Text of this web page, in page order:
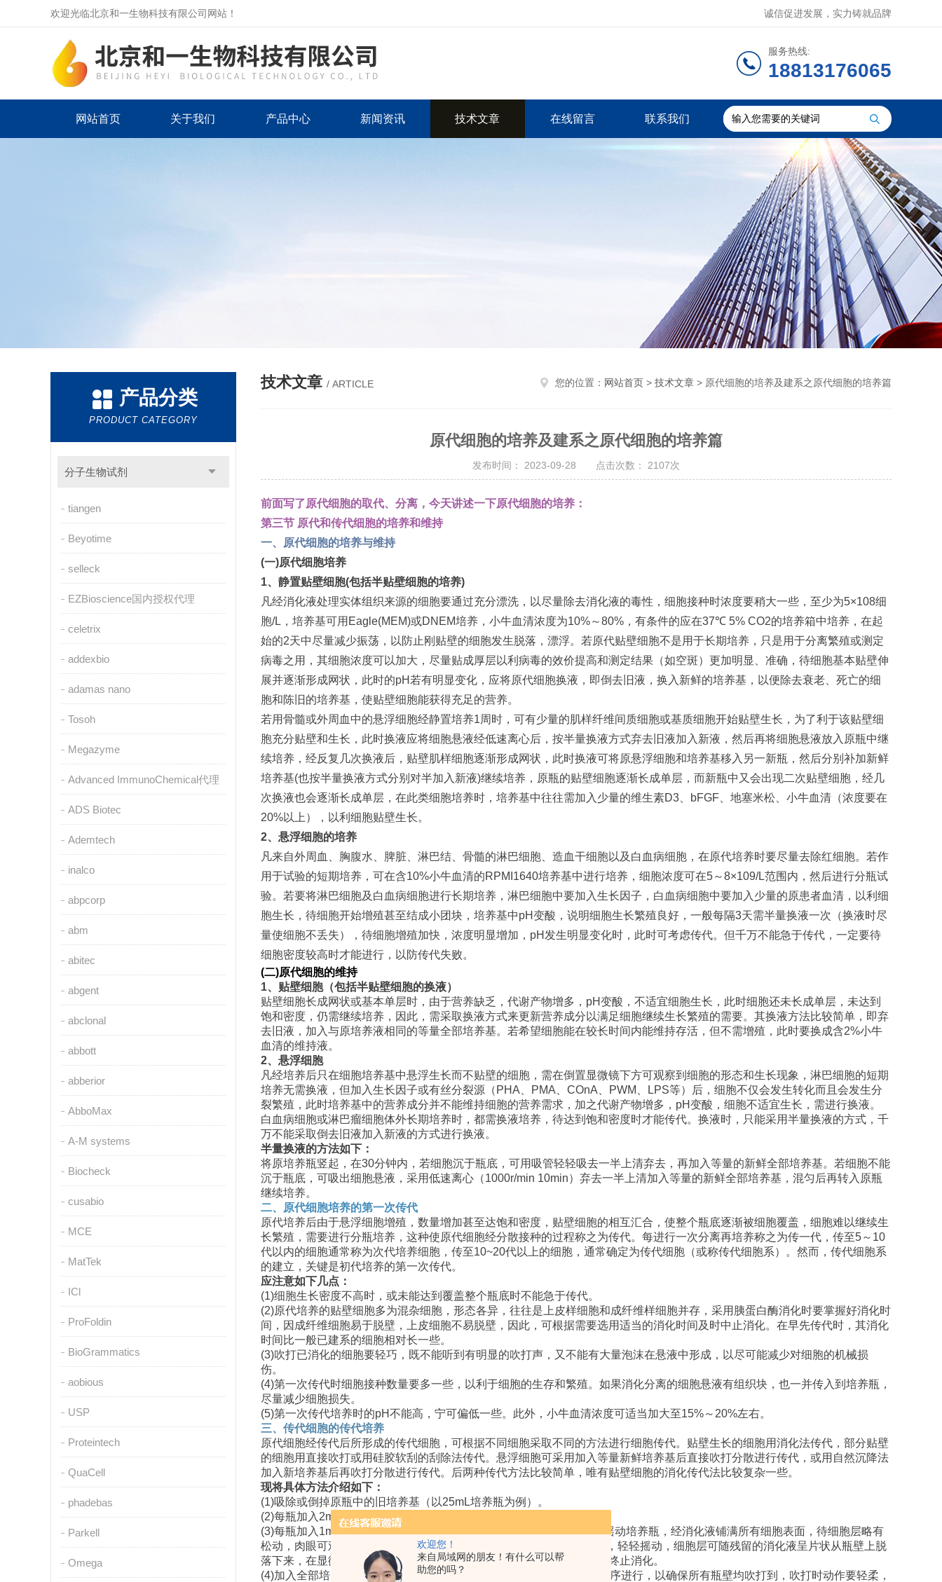
欢迎您！
来自局域网的朋友！有什么可以帮
助您的吗？
欢迎光临北京和一生物科技有限公司网站！ 诚信促进发展，实力铸就品牌
服务热线:
18813176065
网站首页 关于我们 产品中心 新闻资讯 技术文章 在线留言 联系我们
产品分类
PRODUCT CATEGORY
分子生物试剂
tiangen
Beyotime
selleck
EZBioscience国内授权代理
celetrix
addexbio
adamas nano
Tosoh
Megazyme
Advanced ImmunoChemical代理
ADS Biotec
Ademtech
inalco
abpcorp
abm
abitec
abgent
abclonal
abbott
abberior
AbboMax
A-M systems
Biocheck
cusabio
MCE
MatTek
ICl
ProFoldin
BioGrammatics
aobious
USP
Proteintech
QuaCell
phadebas
Parkell
Omega
技术文章 / ARTICLE 您的位置： 网站首页 > 技术文章 > 原代细胞的培养及建系之原代细胞的培养篇
原代细胞的培养及建系之原代细胞的培养篇
发布时间： 2023-09-28 点击次数： 2107次
前面写了原代细胞的取代、分离，今天讲述一下原代细胞的培养：
第三节 原代和传代细胞的培养和维持
一、原代细胞的培养与维持
(一)原代细胞培养
1、静置贴壁细胞(包括半贴壁细胞的培养)
凡经消化液处理实体组织来源的细胞要通过充分漂洗，以尽量除去消化液的毒性，细胞接种时浓度要稍大一些，至少为5×108细
胞/L ，培养基可用 Eagle(MEM)或DNEM培养，小牛血清浓度为10%～80% ，有条件的应在37℃ 5% CO2的培养箱中培养，在起
始的2天中尽量减少振荡，以防止刚贴壁的细胞发生脱落，漂浮。若原代贴壁细胞不是用于长期培养，只是用于分离繁殖或测定
病毒之用，其细胞浓度可以加大，尽量贴成厚层以利病毒的效价提高和测定结果（如空斑）更加明显、准确，待细胞基本贴壁伸
展并逐渐形成网状，此时的pH 若有明显变化，应将原代细胞换液，即倒去旧液，换入新鲜的培养基，以便除去衰老、死亡的细
胞和陈旧的培养基，使贴壁细胞能获得充足的营养。
若用骨髓或外周血中的悬浮细胞经静置培养1周时，可有少量的肌样纤维间质细胞或基质细胞开始贴壁生长，为了利于该贴壁细
胞充分贴壁和生长，此时换液应将细胞悬液经低速离心后，按半量换液方式弃去旧液加入新液，然后再将细胞悬液放入原瓶中继
续培养，经反复几次换液后，贴壁肌样细胞逐渐形成网状，此时换液可将原悬浮细胞和培养基移入另一新瓶，然后分别补加新鲜
培养基(也按半量换液方式分别对半加入新液)继续培养，原瓶的贴壁细胞逐渐长成单层，而新瓶中又会出现二次贴壁细胞，经几
次换液也会逐渐长成单层，在此类细胞培养时，培养基中往往需加入少量的维生素D3 bFGF 、地塞米松、小牛血清（浓度要在
20%以上），以利细胞贴壁生长。
2、悬浮细胞的培养
凡来自外周血、胸腹水、脾脏、淋巴结、骨髓的淋巴细胞、造血干细胞以及白血病细胞，在原代培养时要尽量去除红细胞。若作
用于试验的短期培养，可在含10%小牛血清的RPMI1640培养基中进行培养，细胞浓度可在5～8×109/L范围内，然后进行分瓶试
验。若要将淋巴细胞及白血病细胞进行长期培养，淋巴细胞中要加入生长因子，白血病细胞中要加入少量的原患者血清，以利细
胞生长，待细胞开始增殖甚至结成小团块，培养基中pH变酸，说明细胞生长繁殖良好，一般每隔3天需半量换液一次（换液时尽
量使细胞不丢失），待细胞增殖加快，浓度明显增加， pH 发生明显变化时，此时可考虑传代。但千万不能急于传代，一定要待
细胞密度较高时才能进行，以防传代失败。
(二)原代细胞的维持
1、贴壁细胞（包括半贴壁细胞的换液）
贴壁细胞长成网状或基本单层时，由于营养缺乏，代谢产物增多， pH变酸，不适宜细胞生长，此时细胞还未长成单层，未达到
饱和密度，仍需继续培养，因此，需采取换液方式来更新营养成分以满足细胞继续生长繁殖的需要。其换液方法比较简单，即弃
去旧液，加入与原培养液相同的等量全部培养基。若希望细胞能在较长时间内能维持存活，但不需增殖，此时要换成含2%小牛
血清的维持液。
2、悬浮细胞
凡经培养后只在细胞培养基中悬浮生长而不贴壁的细胞，需在倒置显微镜下方可观察到细胞的形态和生长现象，淋巴细胞的短期
培养无需换液，但加入生长因子或有丝分裂源（ PHA PMA COnA PWM LPS等）后，细胞不仅会发生转化而且会发生分
裂繁殖，此时培养基中的营养成分并不能维持细胞的营养需求，加之代谢产物增多， pH变酸，细胞不适宜生长，需进行换液。
白血病细胞或淋巴瘤细胞体外长期培养时，都需换液培养，待达到饱和密度时才能传代。换液时，只能采用半量换液的方式，千
万不能采取倒去旧液加入新液的方式进行换液。
半量换液的方法如下：
将原培养瓶竖起，在30分钟内，若细胞沉于瓶底，可用吸管轻轻吸去一半上清弃去，再加入等量的新鲜全部培养基。若细胞不能
沉于瓶底，可吸出细胞悬液，采用低速离心（1000r/min 10min）弃去一半上清加入等量的新鲜全部培养基，混匀后再转入原瓶
继续培养。
二、原代细胞培养的第一次传代
原代培养后由于悬浮细胞增殖，数量增加甚至达饱和密度，贴壁细胞的相互汇合，使整个瓶底逐渐被细胞覆盖，细胞难以继续生
长繁殖，需要进行分瓶培养，这种使原代细胞经分散接种的过程称之为传代。每进行一次分离再培养称之为传一代，传至5～ 10
代以内的细胞通常称为次代培养细胞，传至10~20代以上的细胞，通常确定为传代细胞（或称传代细胞系）。然而，传代细胞系
的建立，关键是初代培养的第一次传代。
应注意如下几点：
(1)细胞生长密度不高时，或未能达到覆盖整个瓶底时不能急于传代。
(2)原代培养的贴壁细胞多为混杂细胞，形态各异，往往是上皮样细胞和成纤维样细胞并存，采用胰蛋白酶消化时要掌握好消化时
间，因成纤维细胞易于脱壁，上皮细胞不易脱壁，因此，可根据需要选用适当的消化时间及时中止消化。在早先传代时，其消化
时间比一般已建系的细胞相对长一些。
(3)吹打已消化的细胞要轻巧，既不能听到有明显的吹打声，又不能有大量泡沫在悬液中形成，以尽可能减少对细胞的机械损
伤。
(4)第一次传代时细胞接种数量要多一些，以利于细胞的生存和繁殖。如果消化分离的细胞悬液有组织块，也一并传入到培养瓶，
尽量减少细胞损失。
(5)第一次传代培养时的pH不能高，宁可偏低一些。此外，小牛血清浓度可适当加大至15%～ 20%左右。
三、传代细胞的传代培养
原代细胞经传代后所形成的传代细胞，可根据不同细胞采取不同的方法进行细胞传代。贴壁生长的细胞用消化法传代，部分贴壁
的细胞用直接吹打或用硅胶软刮的刮除法传代。悬浮细胞可采用加入等量新鲜培养基后直接吹打分散进行传代，或用自然沉降法
加入新培养基后再吹打分散进行传代。后两种传代方法比较简单，唯有贴壁细胞的消化传代法比较复杂一些。
现将具体方法介绍如下：
(1)吸除或倒掉原瓶中的旧培养基（以25mL培养瓶为例）。
(2)每瓶加入 2mL ，无钙、镁PBS
(3)每瓶加入 1mL消化液（0.25%
或混合液），轻轻摇动培养瓶，经消化液铺满所有细胞表面，待细胞层略有
松动，肉眼可观察到
现象时，倒掉消化液，再继续作用
分钟，轻轻摇动，细胞层可随残留的消化液呈片状从瓶壁上脱
落下来，在显微镜下可发现细胞回缩变圆，细胞间隙增大，此时应立即终止消化。
(4)加入全部培养基 5mL，用吸管反复吹打瓶壁上的细胞，吹打时要按顺序进行，以确保所有瓶壁均吹打到，吹打时动作要轻柔，